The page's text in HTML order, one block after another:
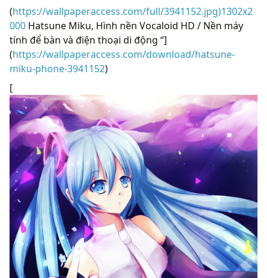
(https://wallpaperaccess.com/full/3941152.jpg)1302x2
000 Hatsune Miku, Hình nền Vocaloid HD / Nền máy
tính để bàn và điện thoại di động “]
(https://wallpaperaccess.com/download/hatsune-
miku-phone-3941152)
[